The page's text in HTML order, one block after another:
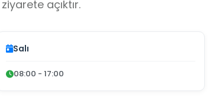
açıktır.
Salı
08:00 - 17:00